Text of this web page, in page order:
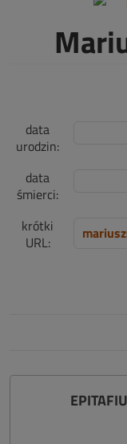
data
urodzin:
data
śmierci:
krótki
URL: